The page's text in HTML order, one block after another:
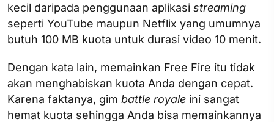
kecil daripada penggunaan aplikasi streaming
seperti YouTube maupun Netflix yang umumnya
butuh 100 MB kuota untuk durasi video 10 menit.
Dengan kata lain, memainkan Free Fire itu tidak
akan menghabiskan kuota Anda dengan cepat.
Karena faktanya, gim battle royale ini sangat
hemat kuota sehingga Anda bisa memainkannya